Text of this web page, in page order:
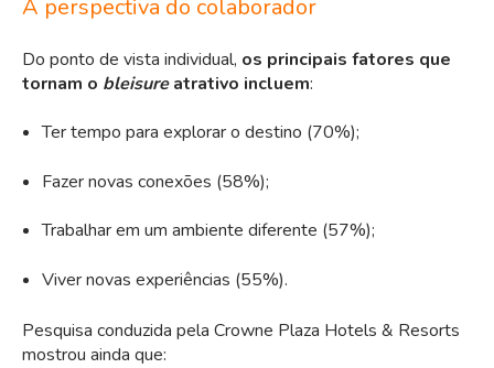
A perspectiva do colaborador
Do ponto de vista individual, os principais fatores que
tornam o bleisureatrativo incluem:
Ter tempo para explorar o destino (70%);
Fazer novas conexões (58%);
Trabalhar em um ambiente diferente (57%);
Viver novas experiências (55%).
Pesquisa conduzida pela Crowne Plaza Hotels & Resorts
mostrou ainda que: